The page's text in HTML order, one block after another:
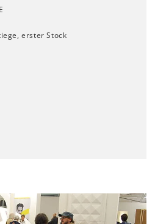
erster Stock